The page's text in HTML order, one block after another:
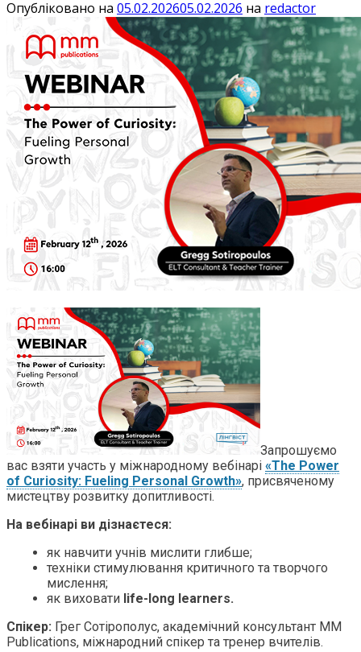
Опубліковано на 05.02.202605.02.2026 на redactor
Запрошуємо
вас взяти участь у міжнародному вебінарі «The Power
of Curiosity: Fueling Personal Growth», присвяченому
мистецтву розвитку допитливості.
На вебінарі ви дізнаєтеся:
як навчити учнів мислити глибше;
техніки стимулювання критичного та творчого
мислення;
як виховати life-long learners.
Спікер: Грег Сотірополус, академічний консультант MM
Publications, міжнародний спікер та тренер вчителів.